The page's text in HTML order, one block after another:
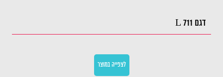
דגם L 711
לצפייה במוצר